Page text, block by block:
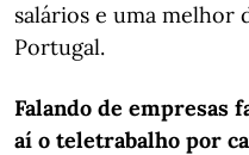
salários e uma melhor
Portugal.
Falando de empresas
aí o teletrabalho por